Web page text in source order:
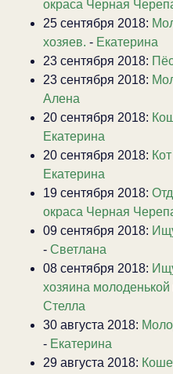
окраса Черная
25 сентября 2018:
хозяев. - Екатерина
23 сентября 2018:
23 сентября 2018:
Алена
20 сентября 2018:
Екатерина
20 сентября 2018:
Екатерина
19 сентября 2018:
окраса Черная
09 сентября 2018:
- Светлана
08 сентября 2018:
хозяина
Стелла
30 августа 2018:
- Екатерина
29 августа 2018: